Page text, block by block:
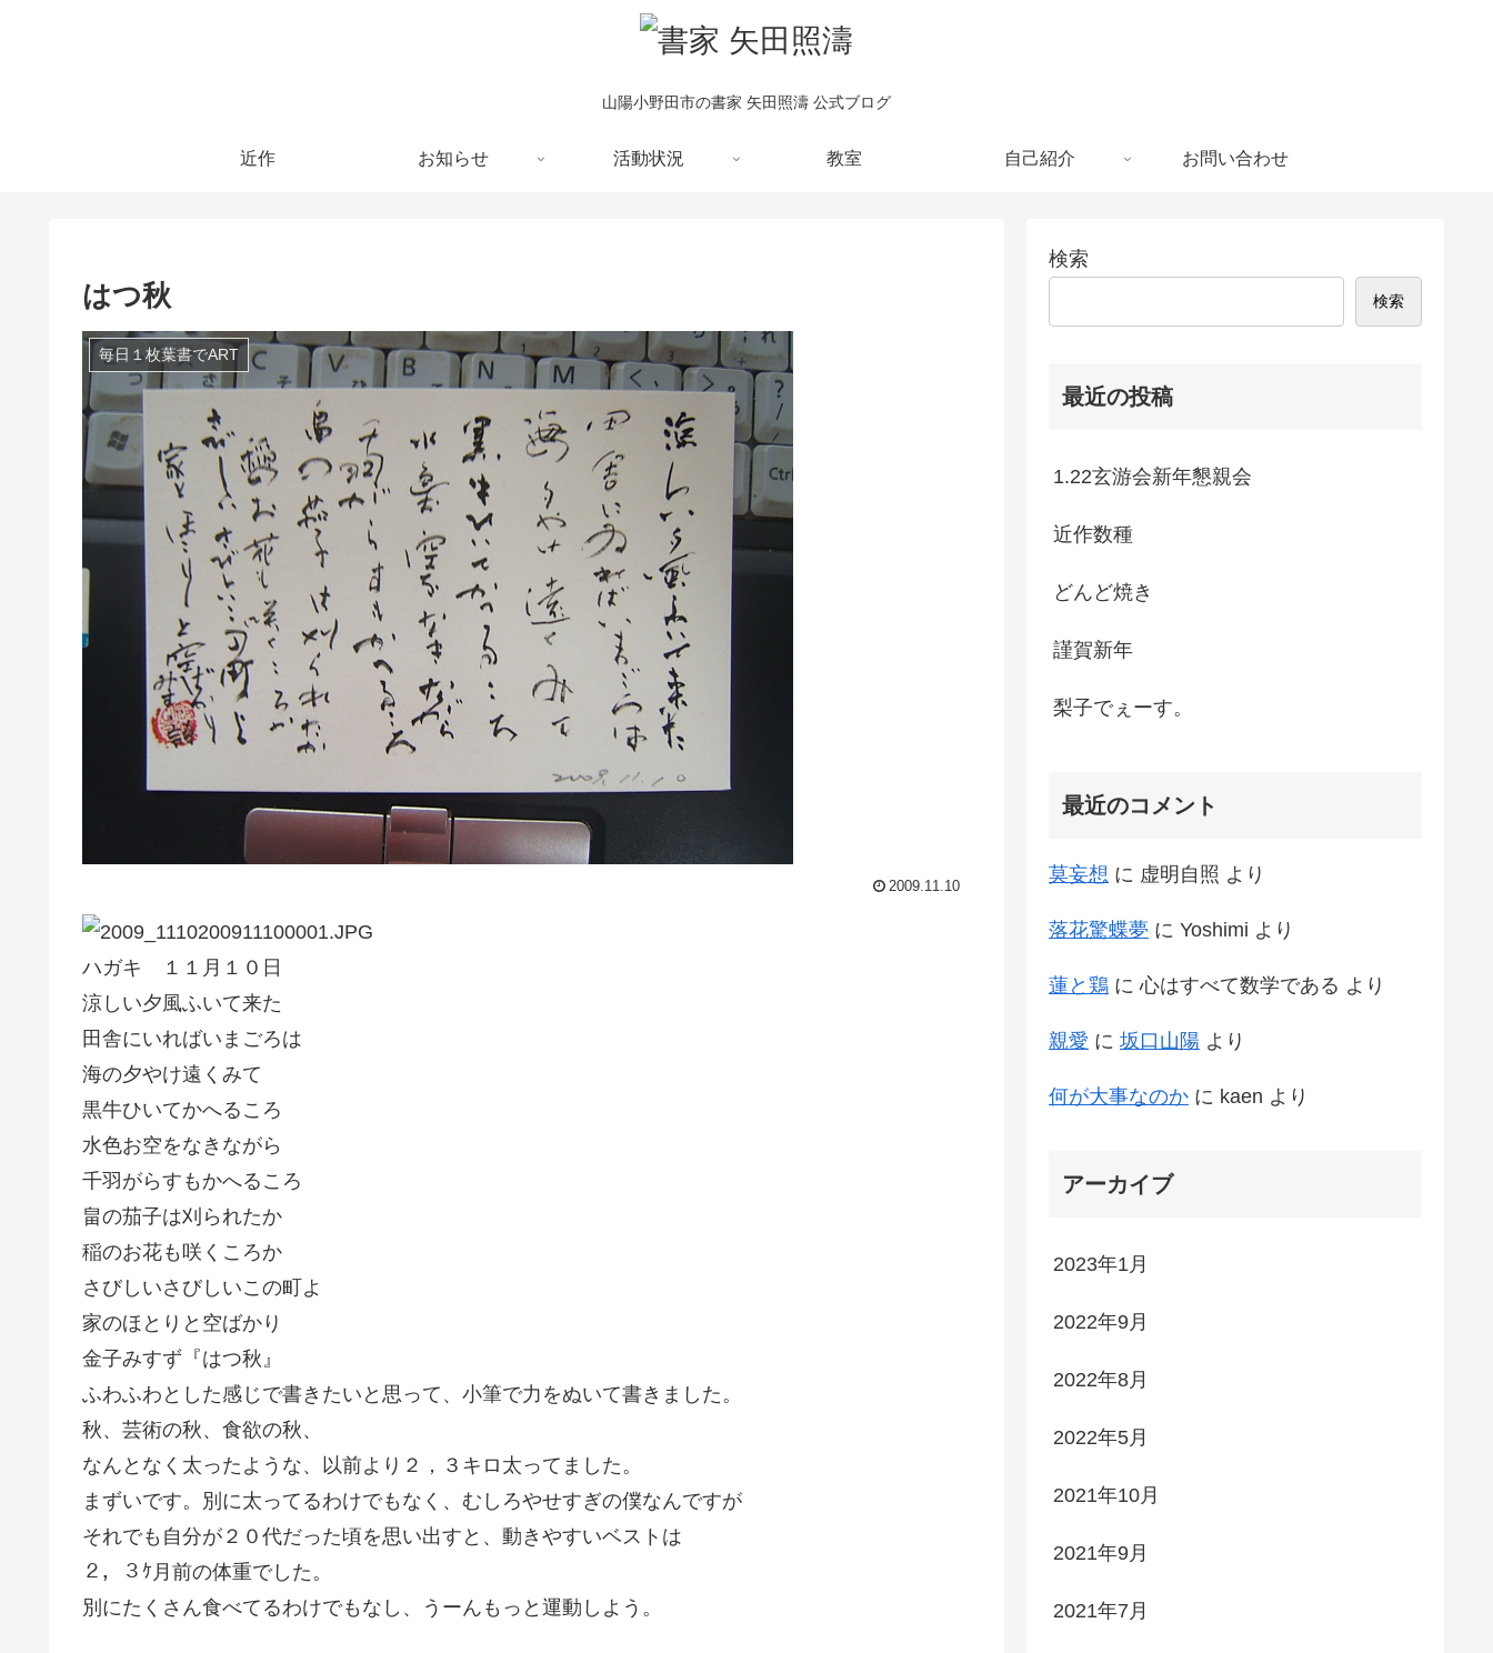
山陽小野田市の書家 矢田照濤 公式ブログ
近作 お知らせ 活動状況 教室 自己紹介 お問い合わせ
はつ秋
毎日１枚葉書でART
2009.11.10
ハガキ １１月１０日
涼しい夕風ふいて来た
田舎にいればいまごろは
海の夕やけ遠くみて
黒牛ひいてかへるころ
水色お空をなきながら
千羽がらすもかへるころ
畠の茄子は刈られたか
稲のお花も咲くころか
さびしいさびしいこの町よ
家のほとりと空ばかり
金子みすず『はつ秋』
ふわふわとした感じで書きたいと思って、小筆で力をぬいて書きました。
秋、芸術の秋、食欲の秋、
なんとなく太ったような、以前より２，３キロ太ってました。
まずいです。別に太ってるわけでもなく、むしろやせすぎの僕なんですが
それでも自分が２０代だった頃を思い出すと、動きやすいベストは
２，３ｹ月前の体重でした。
別にたくさん食べてるわけでもなし、うーんもっと運動しよう。
検索
検索
最近の投稿
1.22玄游会新年懇親会
近作数種
どんど焼き
謹賀新年
梨子でぇーす。
最近のコメント
莫妄想 に 虚明自照 より
落花驚蝶夢 に Yoshimi より
蓮と鶏 に心はすべて数学である より
親愛 に 坂口山陽 より
何が大事なのか に kaen より
アーカイブ
2023年1月
2022年9月
2022年8月
2022年5月
2021年10月
2021年9月
2021年7月